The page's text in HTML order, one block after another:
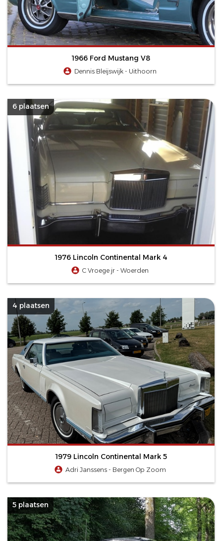
1966 Ford Mustang V8
Dennis Bleijswijk - Uithoorn
6 plaatsen
1976 Lincoln Continental Mark 4
C Vroege jr - Woerden
4 plaatsen
1979 Lincoln Continental Mark 5
Adri Janssens - Bergen Op Zoom
5 plaatsen